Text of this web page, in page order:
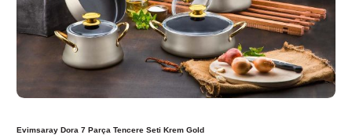
Evimsaray Dora 7 Parça Tencere Seti Krem Gold